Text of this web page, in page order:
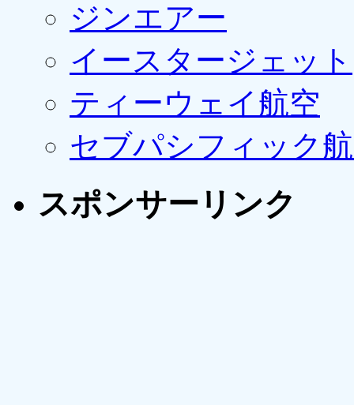
ジンエアー
イースタージェット
ティーウェイ航空
セブパシフィック
スポンサーリンク